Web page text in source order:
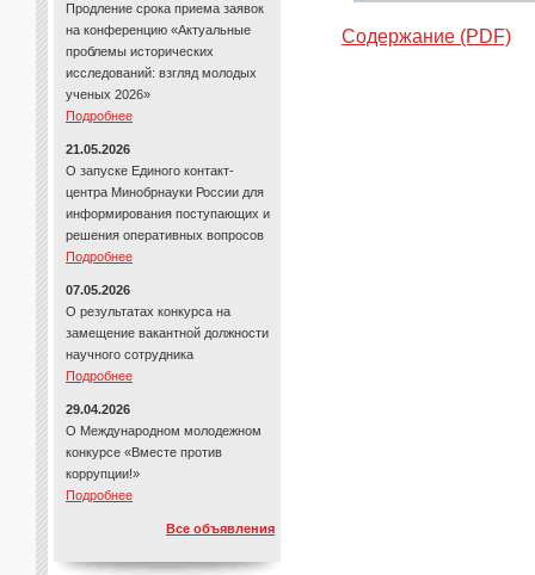
Продление срока приема заявок
на конференцию «Актуальные
проблемы исторических
исследований: взгляд молодых
ученых 2026»
Подробнее
21.05.2026
О запуске Единого контакт-
центра Минобрнауки России для
информирования поступающих и
решения оперативных вопросов
Подробнее
07.05.2026
О результатах конкурса на
замещение вакантной должности
научного сотрудника
Подробнее
29.04.2026
О Международном молодежном
конкурсе «Вместе против
коррупции!»
Подробнее
Все объявления
Содержание (PDF)